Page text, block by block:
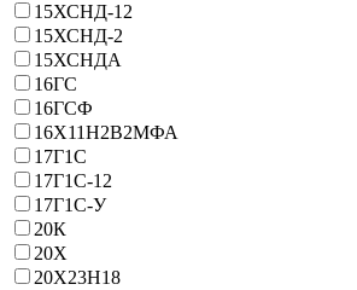
15ХСНД-12
15ХСНД-2
15ХСНДА
16ГС
16ГСФ
16Х11Н2В2МФА
17Г1С
17Г1С-12
17Г1С-У
20К
20Х
20Х23Н18